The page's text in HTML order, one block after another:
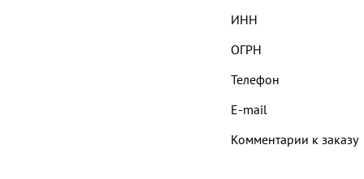
ИНН
ОГРН
Телефон
E-mail
Комментарии к заказу